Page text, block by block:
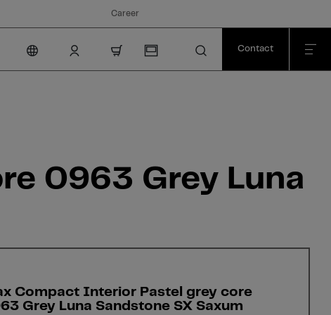
Career
Contact
0963 Grey Luna
Compact Interior Pastel grey core
Grey Luna Sandstone SX Saxum